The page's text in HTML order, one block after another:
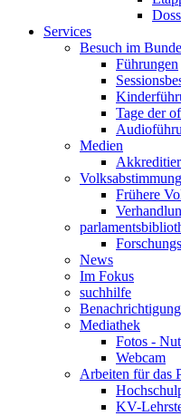
Services
Besuch im
Führungen
Tage der
Medien
Frühere
News
Im Fokus
suchhilfe
Mediathek
Fotos -
Webcam
Arbeiten für das
KV-